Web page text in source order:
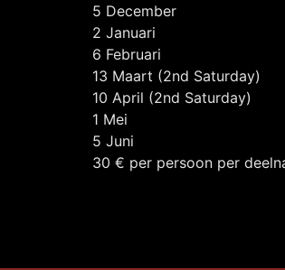
5 December
2 Januari
6 Februari
13 Maart (2nd Saturday)
10 April (2nd Saturday)
1 Mei
5 Juni
30 € per persoon per